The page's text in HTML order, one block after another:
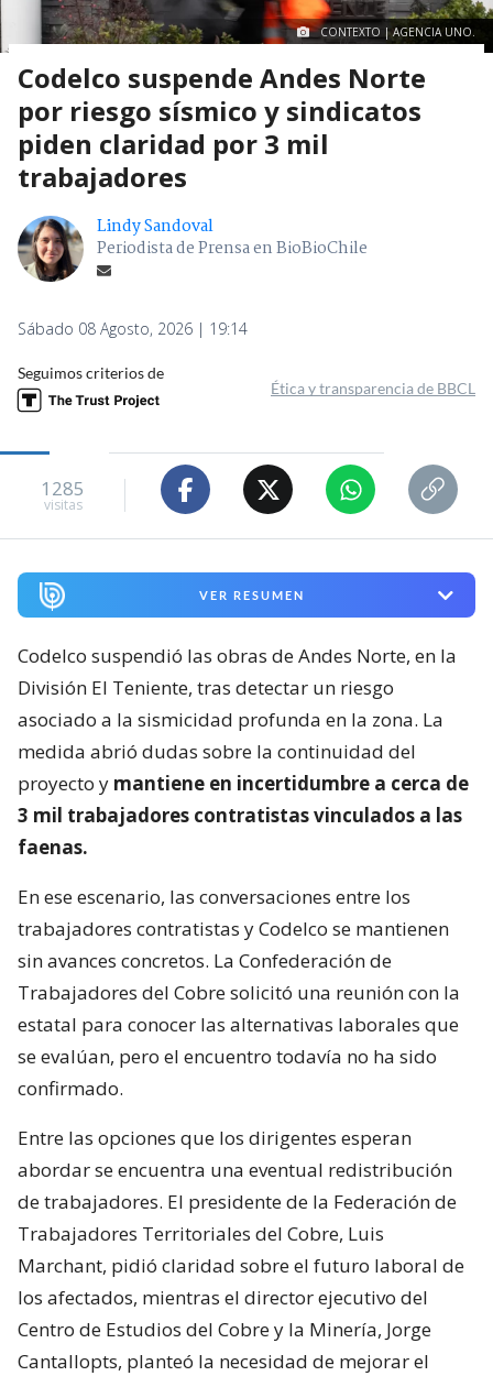
CONTEXTO | AGENCIA UNO.
Codelco suspende Andes Norte
por riesgo sísmico y sindicatos
piden claridad por 3 mil
trabajadores
Lindy Sandoval
Periodista de Prensa en BioBioChile
Sábado 08 Agosto, 2026 | 19:14
Seguimos criterios de
Ética y transparencia de BBCL
1285
visitas
VER RESUMEN
Codelco suspendió las obras de Andes Norte, en la
División El Teniente, tras detectar un riesgo
asociado a la sismicidad profunda en la zona. La
medida abrió dudas sobre la continuidad del
proyecto y mantiene en incertidumbre a cerca de
3 mil trabajadores contratistas vinculados a las
faenas.
En ese escenario, las conversaciones entre los
trabajadores contratistas y Codelco se mantienen
sin avances concretos. La Confederación de
Trabajadores del Cobre solicitó una reunión con la
estatal para conocer las alternativas laborales que
se evalúan, pero el encuentro todavía no ha sido
confirmado.
Entre las opciones que los dirigentes esperan
abordar se encuentra una eventual redistribución
de trabajadores. El presidente de la Federación de
Trabajadores Territoriales del Cobre, Luis
Marchant, pidió claridad sobre el futuro laboral de
los afectados, mientras el director ejecutivo del
Centro de Estudios del Cobre y la Minería, Jorge
Cantallopts, planteó la necesidad de mejorar el